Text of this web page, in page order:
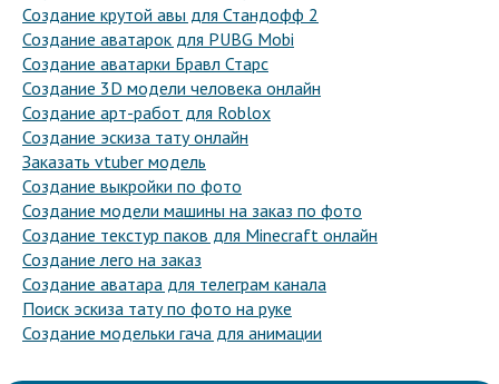
Создание крутой авы для Стандофф 2
Создание аватарок для PUBG Mobi
Создание аватарки Бравл Старс
Создание 3D модели человека онлайн
Создание арт-работ для Roblox
Создание эскиза тату онлайн
Заказать vtuber модель
Создание выкройки по фото
Создание модели машины на заказ по фото
Создание текстур паков для Minecraft онлайн
Создание лего на заказ
Создание аватара для телеграм канала
Поиск эскиза тату по фото на руке
Создание модельки гача для анимации